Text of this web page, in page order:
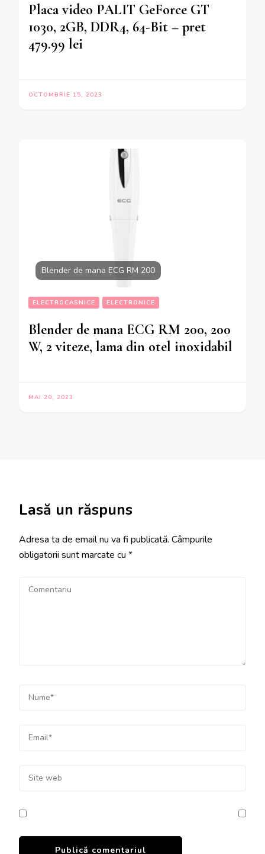
Placa video PALIT GeForce GT
1030, 2GB, DDR4, 64-Bit – pret
479.99 lei
OCTOMBRIE 15, 2023
Blender de mana ECG RM 200
ELECTROCASNICE ELECTRONICE
Blender de mana ECG RM 200, 200
W, 2 viteze, lama din otel inoxidabil
MAI 20, 2023
Lasă un răspuns
Adresa ta de email nu va fi publicată. Câmpurile
obligatorii sunt marcate cu *